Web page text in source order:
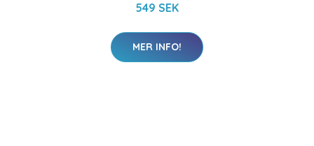
549 SEK
MER INFO!